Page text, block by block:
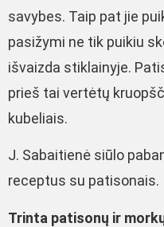
savybes. Taip pat jie
pasižymi ne tik puikiu
išvaizda stiklainyje.
prieš tai vertėtų
kubeliais.
J. Sabaitienė siūlo
receptus su patisonais.
Trinta patisonų ir